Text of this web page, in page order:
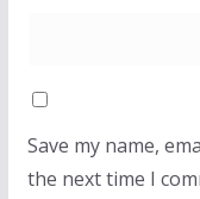
Save my name,
the next time I